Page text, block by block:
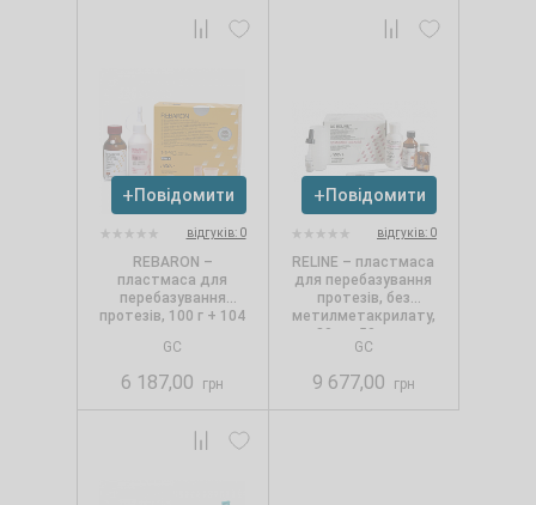
Повідомити
відгуків: 0
REBARON –
пластмаса для
перебазування
протезів, 100 г + 104
GC
6 187,00 грн
Повідомити
відгуків: 0
RELINE – пластмаса
для перебазування
протезів, без
метилметакрилату,
80 г + 50 мл +
адгезив 15 г +
GC
9 677,00 грн